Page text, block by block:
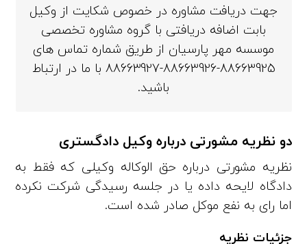
جهت دریافت مشاوره در خصوص شکایت از وکیل
بابت اضافه دریافتی با گروه مشاوره تخصصی
موسسه مهر پارسیان از طریق شماره تماس های
88663925-88663926-88663927 با ما در ارتباط
باشید.
دو نظریه مشورتی دربارهوکیل دادگستری
نظریه مشورتی درباره حق الوکاله وکیلی که فقط به
دادگاه لایحه داده یا در جلسه رسیدگی شرکت نکرده
اما رای به نفع موکل صادر شده است.
جزئیات نظریه